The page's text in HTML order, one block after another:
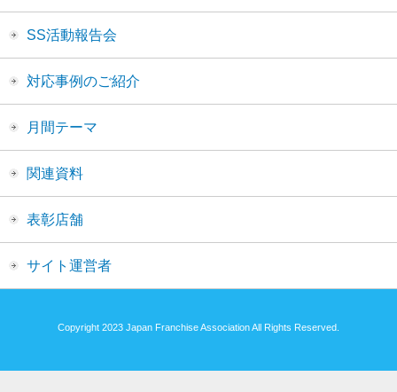
SS活動報告会
対応事例のご紹介
月間テーマ
関連資料
表彰店舗
サイト運営者
Copyright 2023 Japan Franchise Association All Rights Reserved.